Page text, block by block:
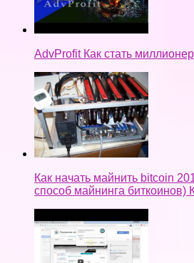
AdvProfit Как стать
Как начать майнить bitcoin
способ майнинга биткоинов)